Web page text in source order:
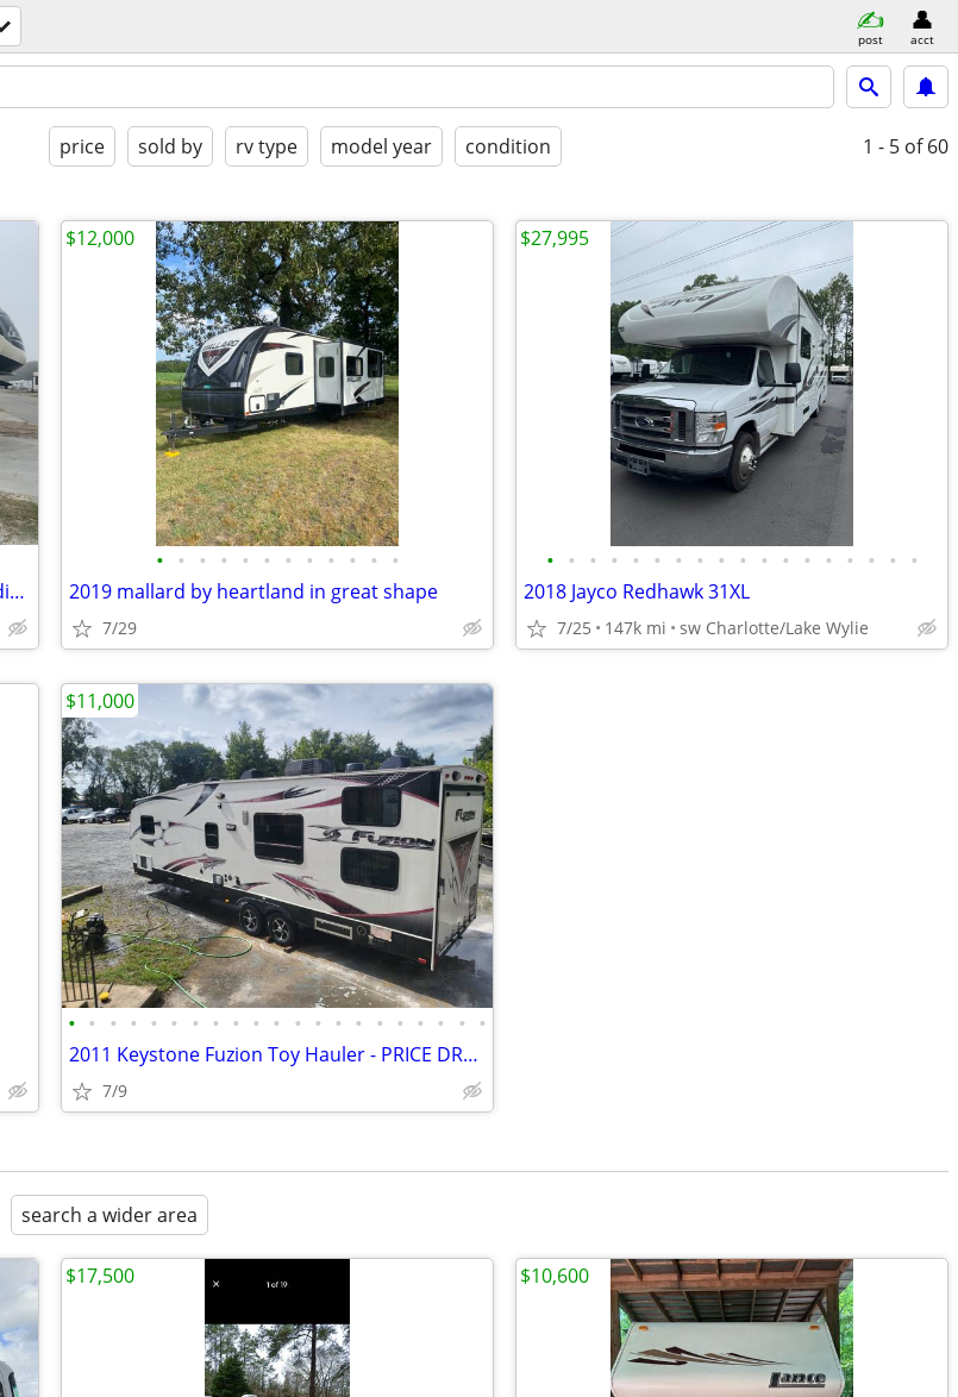
post acct
price sold by rv type model year condition 1 - 5 of 60
2017 Forest River Sierra 384QBOK luxury edition
• • • • • • • • • • • •
2019 mallard by heartland in great shape
7/29
$12,000
• • • • • • • • • • • • • • • • • •
2018 Jayco Redhawk 31XL
7/25 147k mi sw Charlotte/Lake Wylie
$27,995
• • • • • • • • • • • • • • • • • • • • •
2011 Keystone Fuzion Toy Hauler - PRICE DROP
7/9
$11,000
search a wider area
$17,500 $10,600